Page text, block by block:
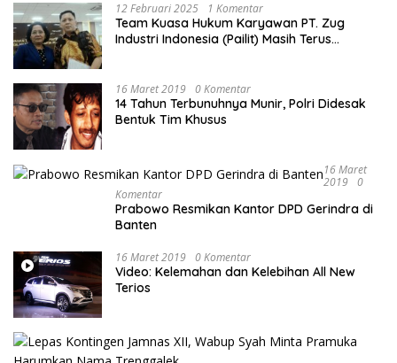
12 Februari 2025 1 Komentar
Team Kuasa Hukum Karyawan PT. Zug
Industri Indonesia (Pailit) Masih Terus
16 Maret 2019 0 Komentar
14 Tahun Terbunuhnya Munir, Polri Didesak
Bentuk Tim Khusus
16 Maret
2019 0
Komentar
Prabowo Resmikan Kantor DPD Gerindra di
Banten
16 Maret 2019 0 Komentar
Video: Kelemahan dan Kelebihan All New
Terios